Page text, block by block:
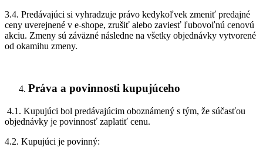
3.4. Predávajúci si vyhradzuje právo kedykoľvek zmeniť predajné
ceny uverejnené v e-shope, zrušiť alebo zaviesť ľubovoľnú cenovú
akciu. Zmeny sú záväzné následne na všetky objednávky vytvorené
od okamihu zmeny.
Práva a povinnosti kupujúceho
4.1. Kupujúci bol predávajúcim oboznámený s tým, že súčasťou
objednávky je povinnosť zaplatiť cenu.
4.2. Kupujúci je povinný: